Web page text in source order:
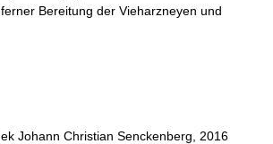
Bereitung der Vieharzneyen und
Johann Christian Senckenberg, 2016